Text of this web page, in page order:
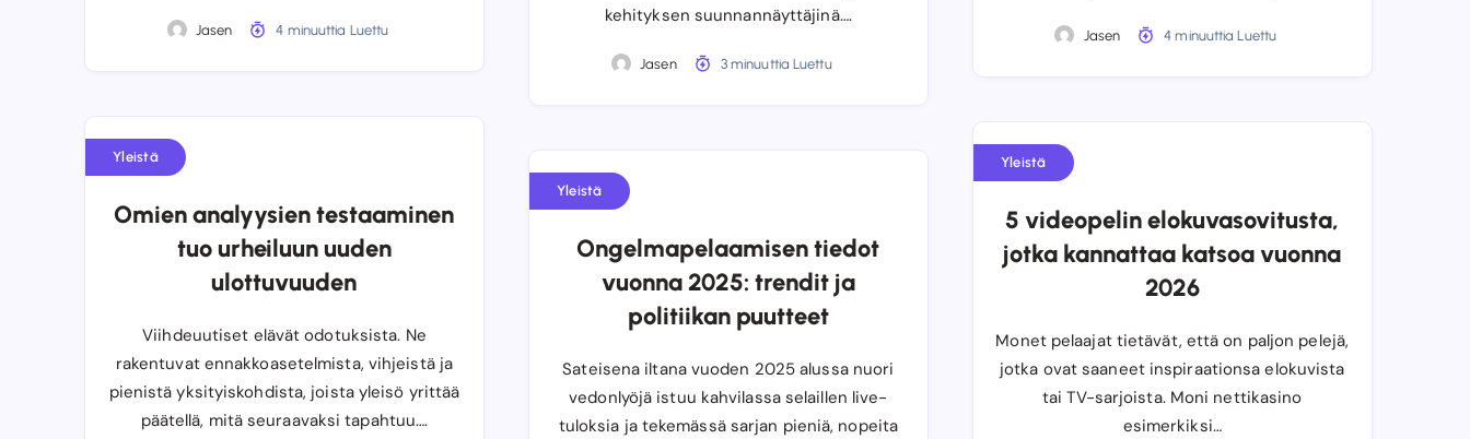
Jasen 4 minuuttia Luettu
kehityksen suunnannäyttäjinä….
Jasen 3 minuuttia Luettu
Jasen 4 minuuttia Luettu
Yleistä
Omien analyysien testaaminen
tuo urheiluun uuden
ulottuvuuden
Viihdeuutiset elävät odotuksista. Ne
rakentuvat ennakkoasetelmista, vihjeistä ja
pienistä yksityiskohdista, joista yleisö yrittää
päätellä, mitä seuraavaksi tapahtuu….
Yleistä
Ongelmapelaamisen tiedot
vuonna 2025: trendit ja
politiikan puutteet
Sateisena iltana vuoden 2025 alussa nuori
vedonlyöjä istuu kahvilassa selaillen live-
tuloksia ja tekemässä sarjan pieniä, nopeita
Yleistä
5 videopelin elokuvasovitusta,
jotka kannattaa katsoa vuonna
2026
Monet pelaajat tietävät, että on paljon pelejä,
jotka ovat saaneet inspiraationsa elokuvista
tai TV-sarjoista. Moni nettikasino
esimerkiksi…